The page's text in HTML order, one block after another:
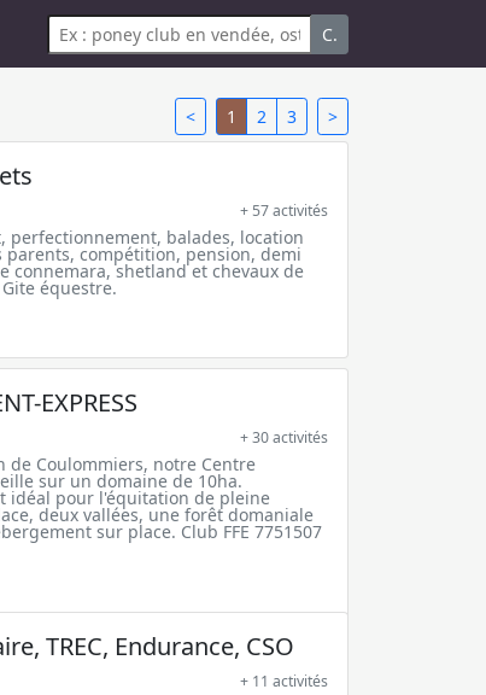
C.
< 1 2 3 >
+ 57 activités
perfectionnement, balades, location
parents, compétition, pension, demi
connemara, shetland et chevaux de
équestre.
EXPRESS
+ 30 activités
de Coulommiers, notre Centre
sur un domaine de 10ha.
idéal pour l'équitation de pleine
deux vallées, une forêt domaniale
sur place. Club FFE 7751507
TREC, Endurance, CSO
+ 11 activités